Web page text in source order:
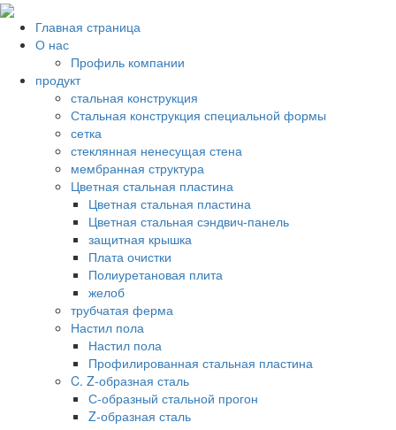
Главная страница
О нас
Профиль компании
продукт
стальная конструкция
Стальная конструкция специальной формы
сетка
стеклянная ненесущая стена
мембранная структура
Цветная стальная пластина
Цветная стальная пластина
Цветная стальная сэндвич-панель
защитная крышка
Плата очистки
Полиуретановая плита
желоб
трубчатая ферма
Настил пола
Настил пола
Профилированная стальная пластина
C. Z-образная сталь
С-образный стальной прогон
Z-образная сталь